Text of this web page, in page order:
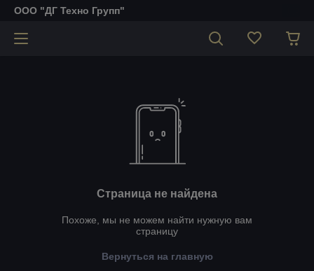
ООО "ДГ Техно Групп"
Страница не найдена
Похоже, мы не можем найти нужную вам
страницу
Вернуться на главную